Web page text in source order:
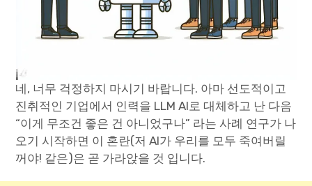
네, 너무 걱정하지 마시기 바랍니다. 아마 선도적이고
진취적인 기업에서 인력을 LLM AI로 대체하고 난 다음
“이게 무조건 좋은 건 아니었구나” 라는 사례 연구가 나
오기 시작하면 이 혼란(저 AI가 우리를 모두 죽여버릴
꺼야! 같은)은 곧 가라앉을 것 입니다.